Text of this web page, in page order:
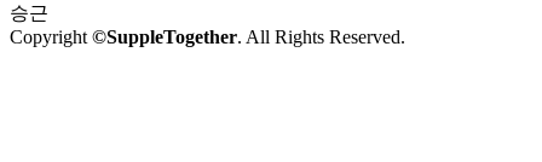
승근
Copyright ©SuppleTogether. All Rights Reserved.